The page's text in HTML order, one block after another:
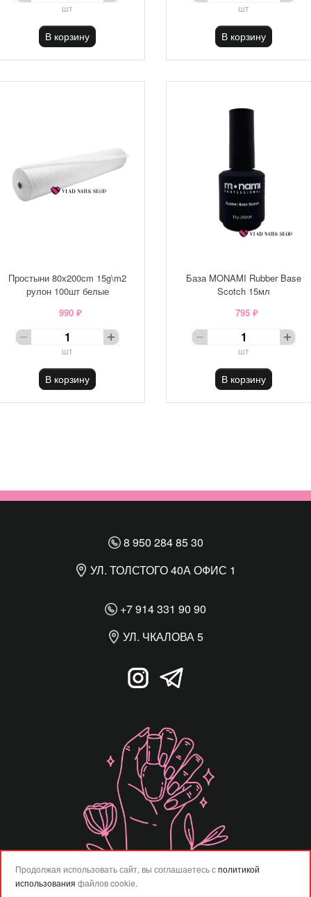
шт
В корзину
шт
В корзину
Простыни 80х200cm 15g\m2
рулон 100шт белые
990 ₽
шт
В корзину
База MONAMI Rubber Base
Scotch 15мл
795 ₽
шт
В корзину
8 950 284 85 30
УЛ. ТОЛСТОГО 40А ОФИС 1
+7 914 331 90 90
УЛ. ЧКАЛОВА 5
Продолжая использовать сайт, вы соглашаетесь сполитикой
использования файлов cookie.